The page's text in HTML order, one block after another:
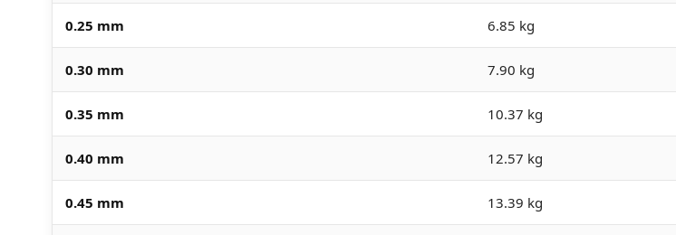
0.25 mm 6.85 kg
0.30 mm 7.90 kg
0.35 mm 10.37 kg
0.40 mm 12.57 kg
0.45 mm 13.39 kg